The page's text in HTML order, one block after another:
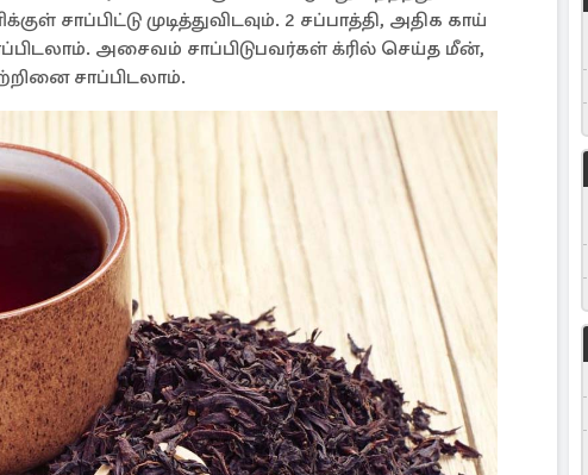
முடித்துவிடவும். 2 சப்பாத்தி, அதிக காய்
அசைவம் சாப்பிடுபவர்கள் க்ரில் செய்த மீன்,
சாப்பிடலாம்.